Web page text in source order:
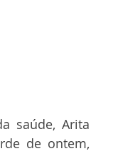
saúde, Arita
de ontem,